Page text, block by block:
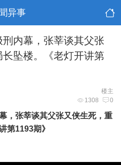
异事
内幕，张莘谈其父张
坠楼。《老灯开讲第
楼主
1308 0
，张莘谈其父张又侠生死，重
第1193期》